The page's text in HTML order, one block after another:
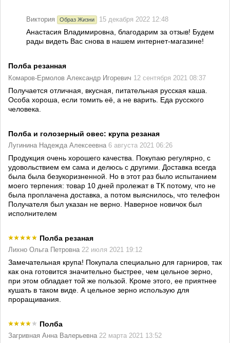
Виктория Образ Жизни 15 декабря 2022 12:48
Анастасия Владимировна, благодарим за отзыв! Будем
рады видеть Вас снова в нашем интернет-магазине!
Полба резанная
Комаров-Ермолов Александр Игоревич 12 сентября 2021 08:37
Получается отличная, вкусная, питательная русская каша.
Особа хороша, если томить её, а не варить. Еда русского
человека.
Полба и голозерный овес: крупа резаная
Лугинина Надежда Алексеевна 6 августа 2021 06:26
Продукция очень хорошего качества. Покупаю регулярно, с
удовольствием ем сама и делюсь с другими. Доставка всегда
была была безукоризненной. Но в этот раз было испытанием
моего терпения: товар 10 дней пролежат в ТК потому, что не
была проплачена доставка, а потом выяснилось, что телефон
Получателя был указан не верно. Наверное новичок был
исполнителем
Полба резаная
Лихно Ольга Петровна 22 июля 2021 19:12
Замечательная крупа! Покупала специально для гарниров, так
как она готовится значительно быстрее, чем цельное зерно,
при этом обладает той же пользой. Кроме этого, ее приятнее
кушать в таком виде. А цельное зерно использую для
проращивания.
Полба
Загривная Анна Валерьевна 22 марта 2021 13:52